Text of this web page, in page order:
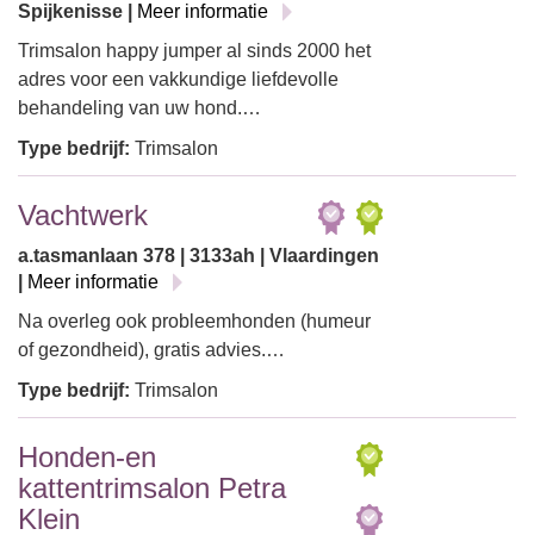
Spijkenisse |
Meer informatie
Trimsalon happy jumper al sinds 2000 het
adres voor een vakkundige liefdevolle
behandeling van uw hond.…
Type bedrijf: Trimsalon
Vachtwerk
a.tasmanlaan 378 | 3133ah | Vlaardingen
Meer informatie
Na overleg ook probleemhonden (humeur
of gezondheid), gratis advies.…
Type bedrijf: Trimsalon
Honden-en
kattentrimsalon Petra
Klein